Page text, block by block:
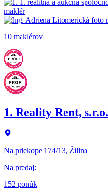
10 maklérov
1. Reality Rent, s.r.o.
Na priekope 174/13, Žilina
Na predaj:
152 ponúk